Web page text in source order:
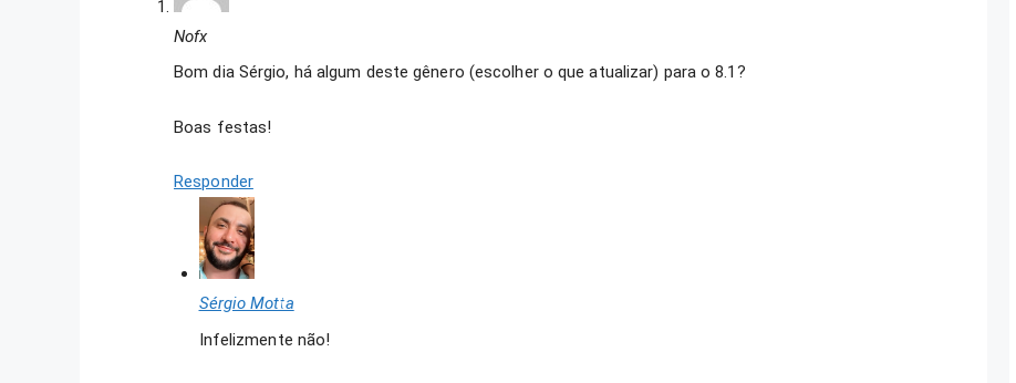
Nofx
Bom dia Sérgio, há algum deste gênero (escolher o que atualizar) para o 8.1?
Boas festas!
Responder
Sérgio Motta
Infelizmente não!